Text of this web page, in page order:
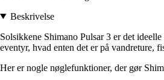
Beskrivelse
Solsikkene Shimano Pulsar 3 er det
eventyr, hvad enten det er på vandreture,
Her er nogle nøglefunktioner, der gør